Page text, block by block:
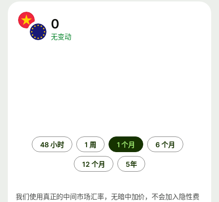
0
无变动
48 小时 1 周 1 个月 6 个月
12 个月 5年
我们使用真正的中间市场汇率，无暗中加价，不会加入隐性费